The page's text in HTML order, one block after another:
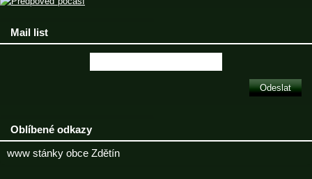
Mail list
Oblíbené odkazy
www stánky obce Zdětín